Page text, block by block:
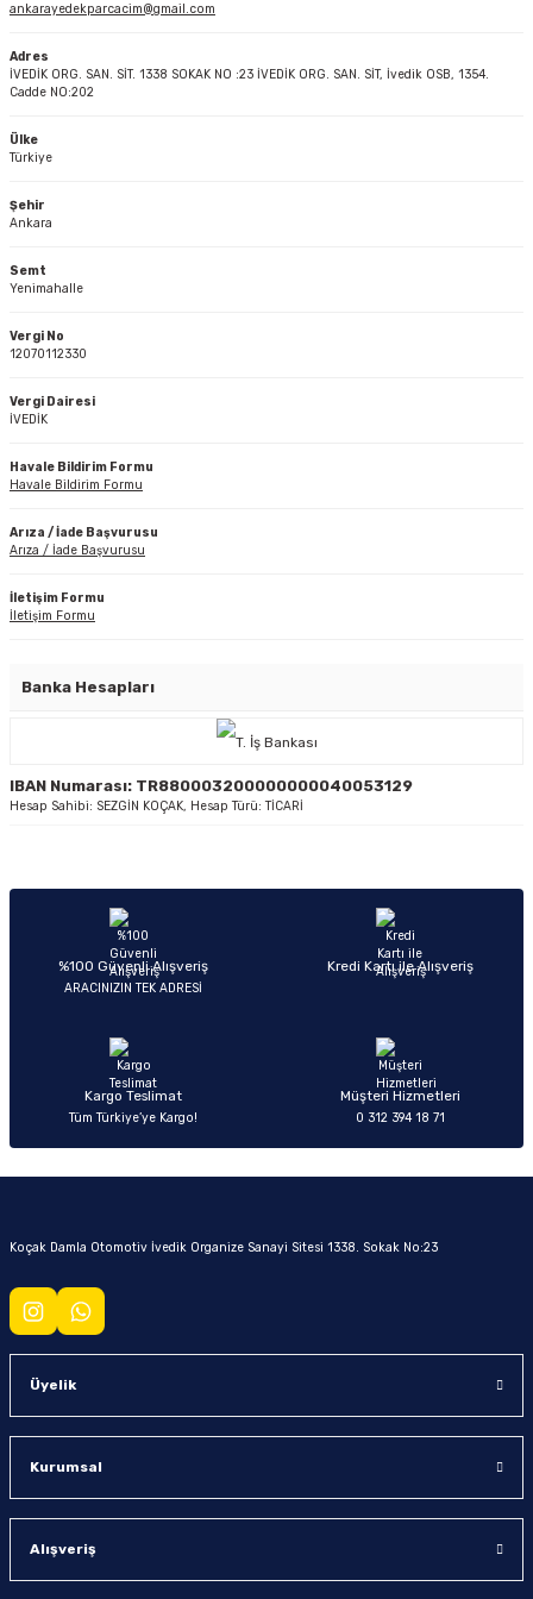
ankarayedekparcacim@gmail.com
Adres
İVEDİK ORG. SAN. SİT. 1338 SOKAK NO :23 İVEDİK ORG. SAN. SİT, İvedik OSB, 1354.
Cadde NO:202
Ülke
Türkiye
Şehir
Ankara
Semt
Yenimahalle
Vergi No
12070112330
Vergi Dairesi
İVEDİK
Havale Bildirim Formu
Havale Bildirim Formu
Arıza / İade Başvurusu
Arıza / İade Başvurusu
İletişim Formu
İletişim Formu
Banka Hesapları
IBAN Numarası: TR880003200000000040053129
Hesap Sahibi: SEZGİN KOÇAK, Hesap Türü: TİCARİ
%100 Güvenli Alışveriş
ARACINIZIN TEK ADRESİ
Kredi Kartı ile Alışveriş
Kargo Teslimat
Tüm Türkiye’ye Kargo!
Müşteri Hizmetleri
0 312 394 18 71
Koçak Damla Otomotiv İvedik Organize Sanayi Sitesi 1338. Sokak No:23
Üyelik
Kurumsal
Alışveriş